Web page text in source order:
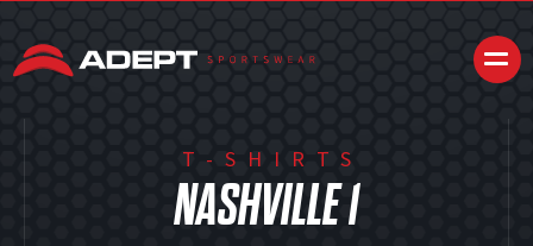
T-SHIRTS
NASHVILLE 1